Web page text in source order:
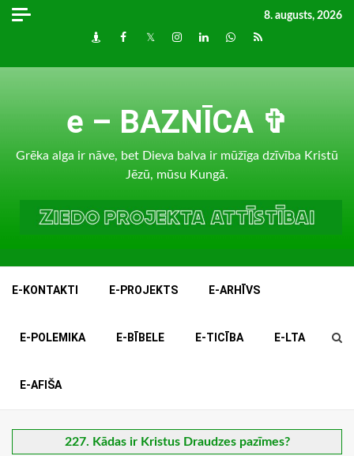
Skip
8. augusts, 2026
DraugiemFacebook
TwitterInstagram
LinkedInwhatsapp
RSS
e – BAZNĪCA ✞
Grēka alga ir nāve, bet Dieva balva ir mūžīga dzīvība Kristū
Jēzū, mūsu Kungā.
E-KONTAKTI E-PROJEKTS E-ARHĪVS
E-POLEMIKA E-BĪBELE E-TICĪBA E-LTA
E-AFIŠA
227. Kādas ir Kristus Draudzes pazīmes?